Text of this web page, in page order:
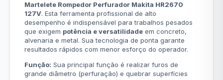
Martelete Rompedor Perfurador Makita HR2670
127V. Esta ferramenta profissional de alto
desempenho é indispensável para trabalhos pesados
que exigem potência e versatilidade em concreto,
alvenaria e metal. Sua tecnologia de ponta garante
resultados rápidos com menor esforço do operador.
Função: Sua principal função é realizar furos de
grande diâmetro (perfuração) e quebrar superfícies